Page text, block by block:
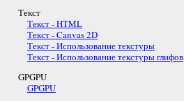
Текст
Текст - HTML
Текст - Canvas 2D
Текст - Использование текстуры
Текст - Использование текстуры глифов
GPGPU
GPGPU